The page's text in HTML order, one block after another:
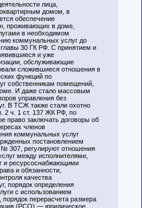
лица,
домом, в
обеспечение
проживающих в доме,
в необходимом
коммунальных услуг до
30 ГК РФ. С принятием и
и уже
обслуживающие
сложившиеся отношения в
функций по
собственникам помещений,
И даже стало массовым
управления без
В ТСЖ также стали охотно
2 ч. 1 ст. 137 ЖК РФ, по
право заключать договоры об
членов
коммунальных услуг
постановлением
307, регулируют отношения
между исполнителями,
и ресурсоснабжающими
и обязанности,
качества
порядок определения
с использованием
порядок перерасчета размера
(РСО) — юридическое